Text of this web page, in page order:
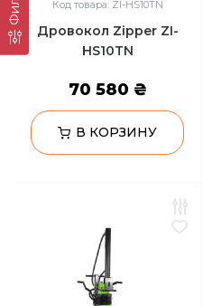
Код товара: ZI-HS10TN
Дровокол Zipper ZI-
HS10TN
70 580 ₴
В КОРЗИНУ